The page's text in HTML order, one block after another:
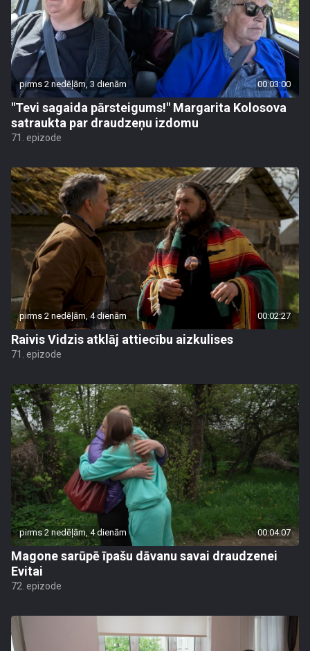
pirms 2 nedēļām, 3 dienām 00:03:00
"Tevi sagaida pārsteigums!" Margarita Kolosova
satraukta par draudzeņu izdomu
71. epizode
pirms 2 nedēļām, 4 dienām 00:02:27
Raivis Vidzis atklāj attiecību aizkulises
71. epizode
pirms 2 nedēļām, 4 dienām 00:04:07
Magone sarūpē īpašu dāvanu savai draudzenei
Evitai
72. epizode